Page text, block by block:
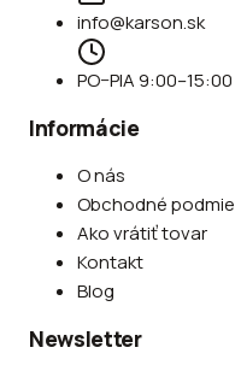
info@karson.sk
PO–PIA 9:00–15:00
Informácie
O nás
Obchodné
Ako vrátiť tovar
Kontakt
Blog
Newsletter